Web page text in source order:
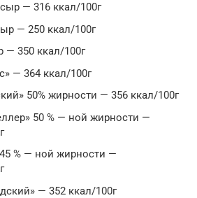
— 316 ккал/100г
— 250 ккал/100г
350 ккал/100г
— 364 ккал/100г
50% жирности — 356 ккал/100г
50 % — ной жирности —
% — ной жирности —
— 352 ккал/100г